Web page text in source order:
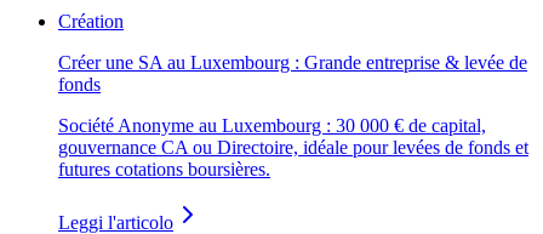
Création
Créer une SA au Luxembourg : Grande entreprise & levée de
fonds
Société Anonyme au Luxembourg : 30 000 € de capital,
gouvernance CA ou Directoire, idéale pour levées de fonds et
futures cotations boursières.
Leggi l'articolo